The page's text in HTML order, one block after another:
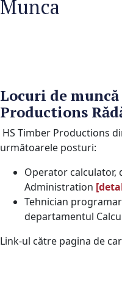
Munca
Locuri de
Productions
HS Timber Productions
următoarele posturi:
Operator calculator,
Administration
Tehnician
departamentul
Link-ul către pagina de